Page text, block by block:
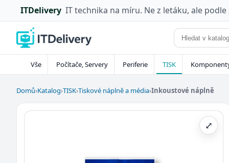
ITDelivery IT technika na míru. Ne z letáku, ale
Vše Počítače, Servery Periferie TISK
Domů›Katalog›TISK›Tiskové náplně a média›Inkoustové náplně
⤢